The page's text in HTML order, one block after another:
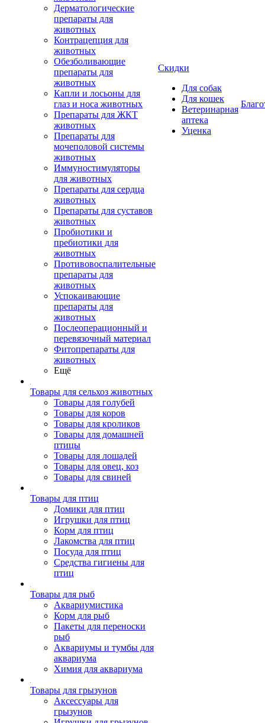
Дерматологические
препараты для
животных
Контрацепция для
животных
Обезболивающие
препараты для
животных
Капли и лосьоны для
глаз и носа животных
Препараты для ЖКТ
животных
Препараты для
мочеполовой системы
животных
Иммуностимуляторы
для животных
Препараты для сердца
животных
Препараты для суставов
животных
Пробиотики и
пребиотики для
животных
Противовоспалительные
препараты для
животных
Успокаивающие
препараты для
животных
Послеоперационный и
перевязочный материал
Фитопрепараты для
животных
Ещё
Товары для сельхоз животных
Товары для голубей
Товары для коров
Товары для кроликов
Товары для домашней
птицы
Товары для лошадей
Товары для овец, коз
Товары для свиней
Товары для птиц
Домики для птиц
Игрушки для птиц
Корм для птиц
Лакомства для птиц
Посуда для птиц
Средства гигиены для
птиц
Товары для рыб
Аквариумистика
Корм для рыб
Пакеты для переноски
рыб
Аквариумы и тумбы для
аквариума
Химия для аквариума
Товары для грызунов
Аксессуары для
грызунов
Скидки
Для собак
Для кошек
Ветеринарная
аптека
Уценка